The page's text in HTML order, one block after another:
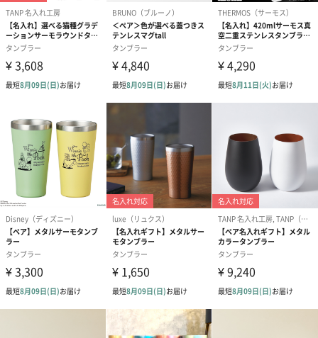
あり（280円）
メッセージカード（通常・写真・グリーティング）
誕生日や結婚祝い・出産祝いなど、様々なシーンのメッセージカ
メッセージカードや封筒のデザインは一部変更する場合がありま
す。
写真付きメッセージカ
写真付きメッセージカ
ンク（680円）
【誕生日】
刷なし）（